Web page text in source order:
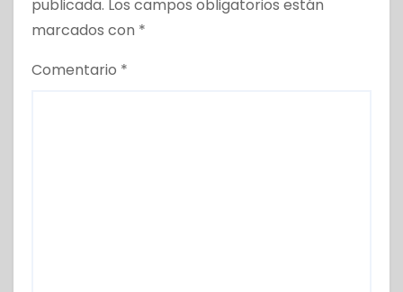
publicada. Los campos obligatorios están
marcados con *
Comentario *